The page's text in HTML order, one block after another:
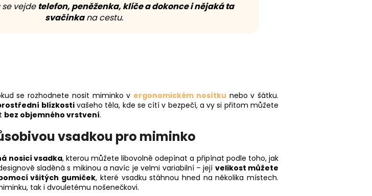
vejde telefon, peněženka, klíče a dokonce i nějaká ta
svačinkana cestu.
se rozhodnete nosit miminko v ergonomickém nosítku nebo v šátku.
blízkostivašeho těla, kde se cítí v bezpečí, a vy si přitom můžete
bez objemného vrstvení.
vsadkou pro miminko
nosicí vsadka, kterou můžete libovolně odepínat a připínat podle toho, jak
sladěná s mikinou a navíc je velmi variabilní – její velikost můžete
všitých gumiček, které vsadku stáhnou hned na několika místech.
tak i dvouletému nošenečkovi.